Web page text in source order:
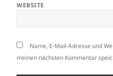
WEBSITE
Name, E-Mail-Adresse und
meinen nächsten Kommentar